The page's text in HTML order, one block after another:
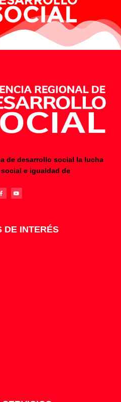
de desarrollo social la lucha
e igualdad de
c
e
b
u
t
u
DE INTERÉS